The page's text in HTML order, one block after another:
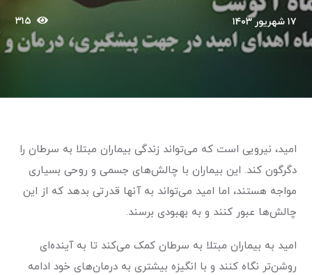
۱۷ شهریور ۱۴۰۳ ۳۱۵
امید، نیرویی است که می‌تواند زندگی بیماران مبتلا به سرطان را
دگرگون کند. این بیماران با چالش‌های جسمی و روحی بسیاری
مواجه هستند، اما امید می‌تواند به آنها قدرتی بدهد که از این
چالش‌ها عبور کنند و به بهبودی برسند.
امید به بیماران مبتلا به سرطان کمک می‌کند تا به آینده‌ای
روشن‌تر نگاه کنند و با انگیزه بیشتری به درمان‌های خود ادامه